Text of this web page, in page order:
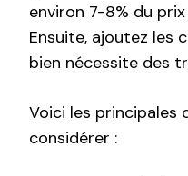
environ 7-8% du prix
Ensuite, ajoutez les
bien nécessite des
Voici les principales
considérer :